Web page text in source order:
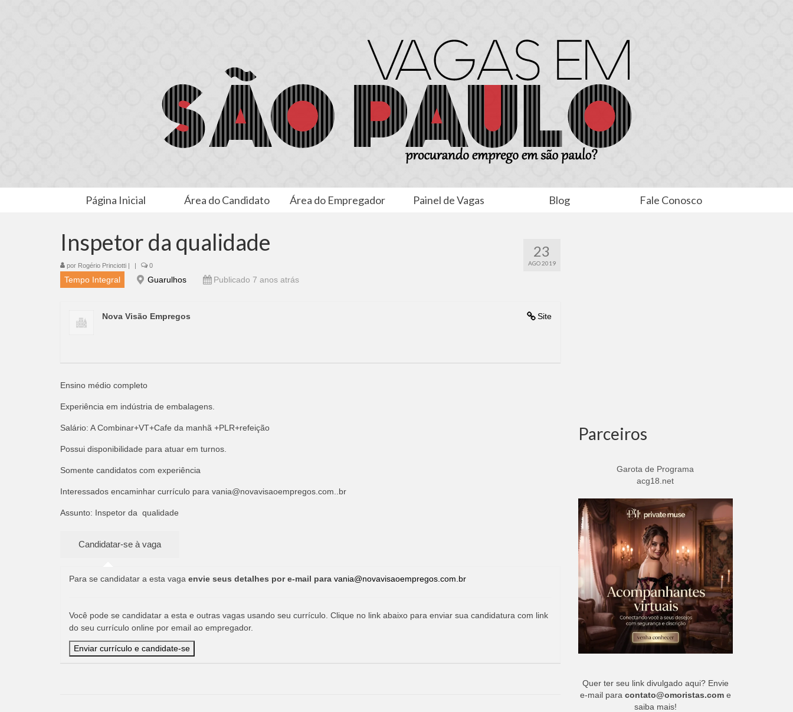
Página Inicial Área do Candidato Área do Empregador Painel de Vagas Blog Fale Conosco
23
AGO 2019
Inspetor da qualidade
por Rogério Princiotti | | 0
Tempo Integral Guarulhos Publicado 7 anos atrás
Site
Nova Visão Empregos
Ensino médio completo
Experiência em indústria de embalagens.
Salário: A Combinar+VT+Cafe da manhã +PLR+refeição
Possui disponibilidade para atuar em turnos.
Somente candidatos com experiência
Interessados encaminhar currículo para vania@novavisaoempregos.com..br
Assunto: Inspetor da qualidade
Para se candidatar a esta vaga envie seus detalhes por e-mail para vania@novavisaoempregos.com.br
Você pode se candidatar a esta e outras vagas usando seu currículo. Clique no link abaixo para enviar sua candidatura com link
do seu currículo online por email ao empregador.
Parceiros
Garota de Programa
acg18.net
Quer ter seu link divulgado aqui? Envie
e-mail para contato@omoristas.come
saiba mais!